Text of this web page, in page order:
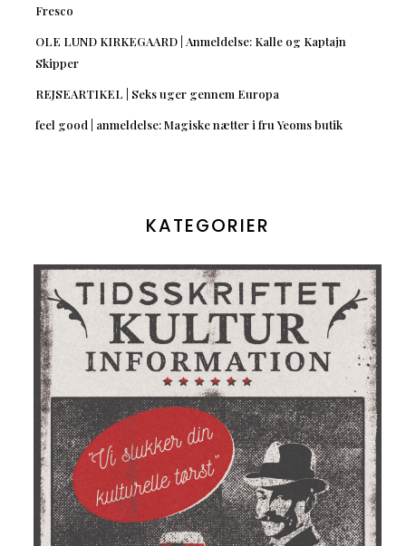
Fresco
OLE LUND KIRKEGAARD | Anmeldelse: Kalle og Kaptajn
Skipper
REJSEARTIKEL | Seks uger gennem Europa
feel good | anmeldelse: Magiske nætter i fru Yeoms butik
KATEGORIER